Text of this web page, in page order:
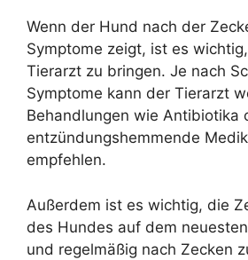
Wenn der Hund nach der
Symptome zeigt, ist es
Tierarzt zu bringen. Je nach
Symptome kann der Tierarzt
Behandlungen wie Antibiotika
entzündungshemmende
empfehlen.
Außerdem ist es wichtig, die
des Hundes auf dem
und regelmäßig nach Zecken